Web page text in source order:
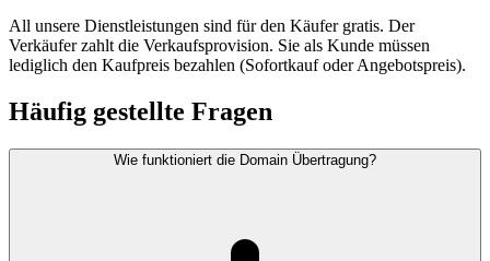
All unsere Dienstleistungen sind für den Käufer gratis. Der
Verkäufer zahlt die Verkaufsprovision. Sie als Kunde müssen
lediglich den Kaufpreis bezahlen (Sofortkauf oder Angebotspreis).
Häufig gestellte Fragen
Wie funktioniert die Domain Übertragung?